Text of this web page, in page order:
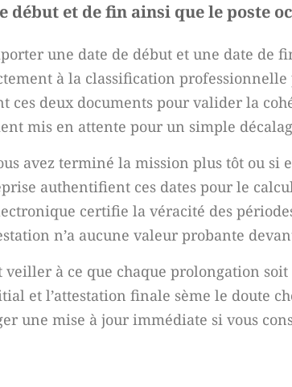
début et de fin ainsi que le poste
une date de début et une date de
à la classification
ces deux documents pour valider la
mis en attente pour un simple
avez terminé la mission plus tôt ou si
authentifient ces dates pour le
certifie la véracité des
n’a aucune valeur probante
à ce que chaque prolongation
et l’attestation finale sème le doute
une mise à jour immédiate si vous